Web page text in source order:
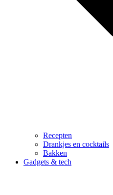
Recepten
Drankjes en cocktails
Bakken
Gadgets & tech